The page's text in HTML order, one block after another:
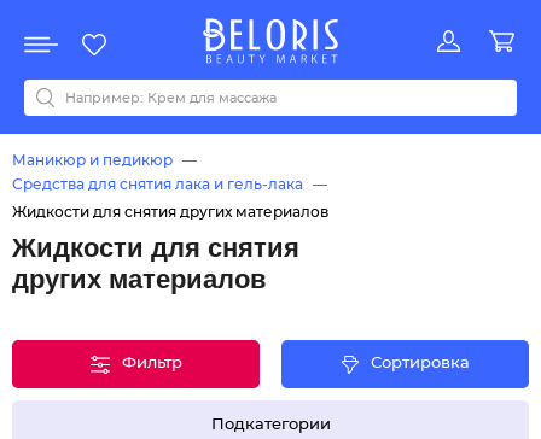
Акции
Все бренды
0-9ABCDEFGHIJKLMNOPQRSTUVWYZАБВДЗИМОКЛНПРСТУФ
Маникюр и педикюр
Средства для снятия лака и гель-лака
Жидкости для снятия других материалов
Жидкости для снятия
других материалов
Фильтр Сортировка
Подкатегории